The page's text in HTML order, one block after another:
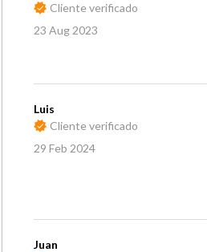
Cliente verificado
23 Aug 2023
Luis
Cliente verificado
29 Feb 2024
Juan